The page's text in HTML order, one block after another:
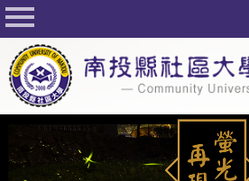
回首頁
關於社大
公佈欄
行事曆
最新活動